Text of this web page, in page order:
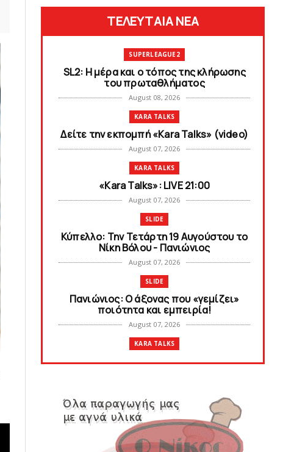
ΤΕΛΕΥΤΑΙΑ ΝΕΑ
SUPERLEAGUE2
SL2: Η μέρα και ο τόπος της κλήρωσης
του πρωταθλήματος
August 08, 2026
KARA TALKS
Δείτε την εκπομπή «Kara Talks» (video)
August 07, 2026
KARA TALKS
«Kara Talks»: LIVE 21:00
August 07, 2026
SLIDE
Κύπελλο: Την Τετάρτη 19 Αυγούστου το
Νίκη Βόλου - Πανιώνιος
August 07, 2026
SLIDE
Πανιώνιος: O άξονας που «γεμίζει»
ποιότητα και εμπειρία!
August 07, 2026
KARA TALKS
«Kara Talks» LIVE: Παρασκευή στις 21:00
Bόλεϊ Γυναικών: Εξαντλήθηκαν τα
διαρκείας για τη Θύρα 2
August 06, 2026